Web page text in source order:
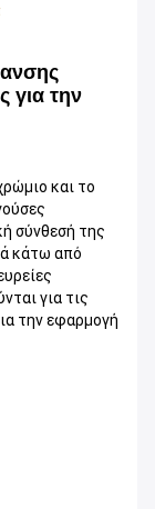
για την
και το
σύνθεσή της
κάτω από
για τις
την εφαρμογή